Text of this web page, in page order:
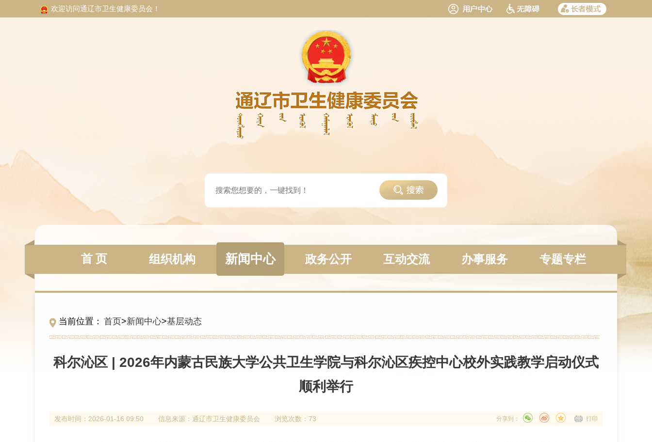
欢迎访问通辽市卫生健康委员会！
首 页 组织机构 新闻中心 政务公开 互动交流 办事服务 专题专栏
当前位置： 首页>新闻中心>基层动态
科尔沁区 | 2026年内蒙古民族大学公共卫生学院与科尔沁区疾控中心校外实践教学启动仪式
顺利举行
发布时间： 2026-01-16 09:50 信息来源： 通辽市卫生健康委员会 浏览次数：73 打印
分享到：